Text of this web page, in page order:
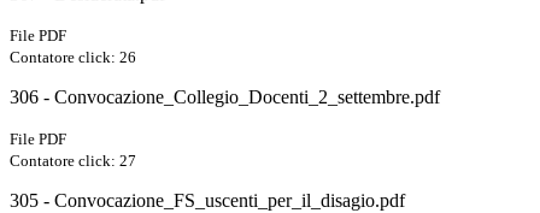
File PDF
Contatore click: 26
306 - Convocazione_Collegio_Docenti_2_settembre.pdf
File PDF
Contatore click: 27
305 - Convocazione_FS_uscenti_per_il_disagio.pdf